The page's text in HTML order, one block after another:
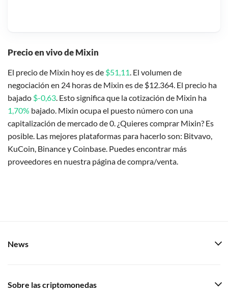
Precio en vivo de Mixin
El precio de Mixin hoy es de $51,11. El volumen de
negociación en 24 horas de Mixin es de $12.364. El precio ha
bajado $-0,63. Esto significa que la cotización de Mixin ha
1,70% bajado. Mixin ocupa el puesto número con una
capitalización de mercado de 0. ¿Quieres comprar Mixin? Es
posible. Las mejores plataformas para hacerlo son: Bitvavo,
KuCoin, Binance y Coinbase. Puedes encontrar más
proveedores en nuestra página de compra/venta.
News
Sobre las criptomonedas